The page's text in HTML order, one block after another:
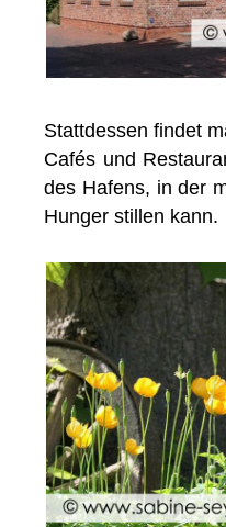
Stattdessen findet
Cafés und
des Hafens, in der
Hunger stillen kann.